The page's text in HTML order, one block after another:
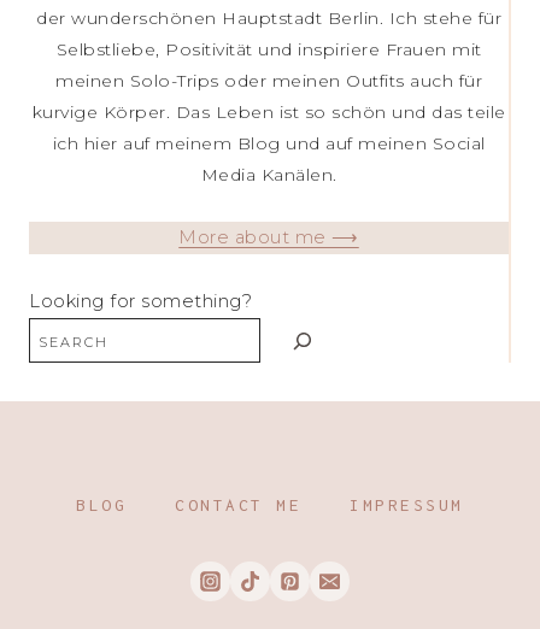
der wunderschönen Hauptstadt Berlin. Ich stehe für
Selbstliebe, Positivität und inspiriere Frauen mit
meinen Solo-Trips oder meinen Outfits auch für
kurvige Körper. Das Leben ist so schön und das teile
ich hier auf meinem Blog und auf meinen Social
Media Kanälen.
More about me ⟶
Looking for something?
BLOG CONTACT ME IMPRESSUM